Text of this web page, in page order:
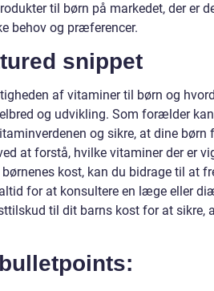
til børn på markedet, der er
behov og præferencer.
snippet
af vitaminer til børn og
og udvikling. Som forælder
og sikre, at dine børn
at forstå, hvilke vitaminer der er
kost, kan du bidrage til at
for at konsultere en læge eller
til dit barns kost for at sikre,